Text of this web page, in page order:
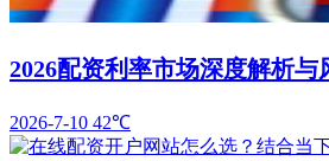
2026配资利率市场深度解析与
2026-7-10 42℃